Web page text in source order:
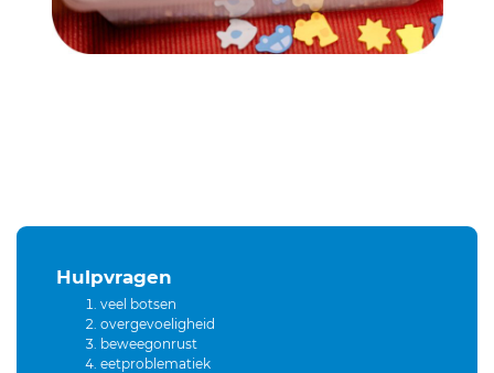
Hulpvragen
veel botsen
overgevoeligheid
beweegonrust
eetproblematiek